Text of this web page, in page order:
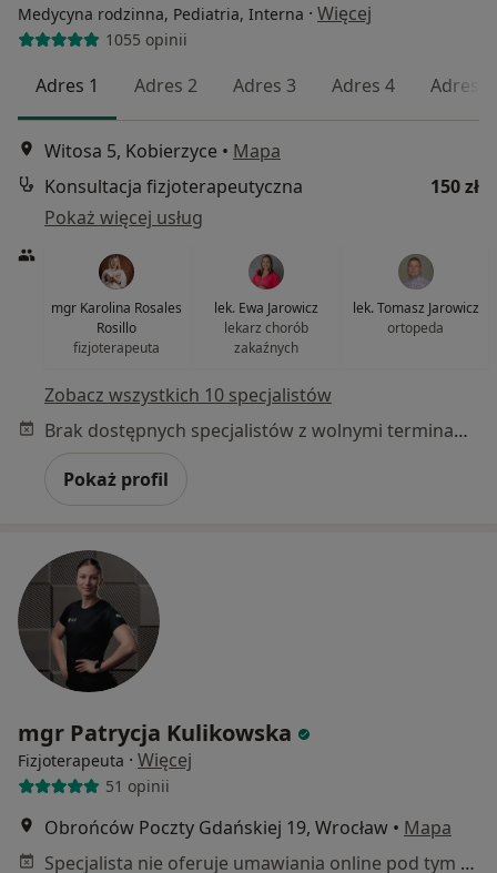
Medycyna rodzinna, Pediatria, Interna · Więcej
1055 opinii
Adres 1 Adres 2 Adres 3 Adres 4 Adres 5
Witosa 5, Kobierzyce • Mapa
Konsultacja fizjoterapeutyczna
150 zł
Pokaż więcej usług
mgr Karolina Rosales
Rosillo
fizjoterapeuta
lek. Ewa Jarowicz
lekarz chorób
zakaźnych
lek. Tomasz Jarowicz
ortopeda
Zobacz wszystkich 10 specjalistów
Brak dostępnych specjalistów z wolnymi terminami w tym centrum medycznym.
Pokaż profil
mgr Patrycja Kulikowska
Fizjoterapeuta · Więcej
51 opinii
Obrońców Poczty Gdańskiej 19, Wrocław • Mapa
Specjalista nie oferuje umawiania online pod tym adresem.